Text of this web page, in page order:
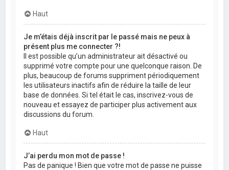
Haut
Je m’étais déjà inscrit par le passé mais ne peux à
présent plus me connecter ?!
Il est possible qu’un administrateur ait désactivé ou
supprimé votre compte pour une quelconque raison. De
plus, beaucoup de forums suppriment périodiquement
les utilisateurs inactifs afin de réduire la taille de leur
base de données. Si tel était le cas, inscrivez-vous de
nouveau et essayez de participer plus activement aux
discussions du forum.
Haut
J’ai perdu mon mot de passe !
Pas de panique ! Bien que votre mot de passe ne puisse